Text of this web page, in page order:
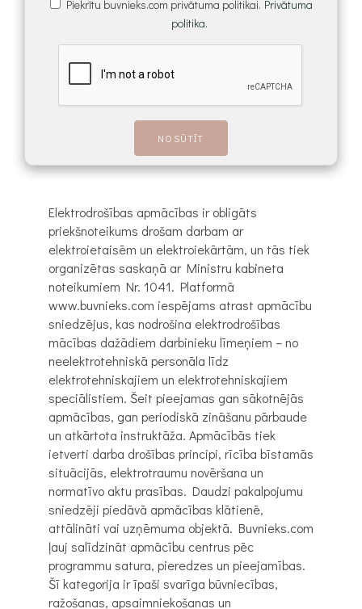
Piekrītu buvnieks.com privātuma politikai. Privātuma
politika.
Elektrodrošības apmācības ir obligāts
priekšnoteikums drošam darbam ar
elektroietaisēm un elektroiekārtām, un tās tiek
organizētas saskaņā ar Ministru kabineta
noteikumiem Nr. 1041. Platformā
www.buvnieks.com iespējams atrast apmācību
sniedzējus, kas nodrošina elektrodrošības
mācības dažādiem darbinieku līmeņiem – no
neelektrotehniskā personāla līdz
elektrotehniskajiem un elektrotehniskajiem
speciālistiem. Šeit pieejamas gan sākotnējās
apmācības, gan periodiskā zināšanu pārbaude
un atkārtota instruktāža. Apmācībās tiek
ietverti darba drošības principi, rīcība bīstamās
situācijās, elektrotraumu novēršana un
normatīvo aktu prasības. Daudzi pakalpojumu
sniedzēji piedāvā apmācības klātienē,
attālināti vai uzņēmuma objektā. Buvnieks.com
ļauj salīdzināt apmācību centrus pēc
programmu satura, pieredzes un pieejamības.
Šī kategorija ir īpaši svarīga būvniecības,
ražošanas, apsaimniekošanas un